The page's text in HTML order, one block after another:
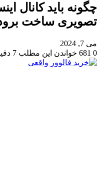
چگونه باید کانال
تصویری ساخت
می 7, 2024
0
خواندن این مطلب 7 دقیقه زمان میبرد